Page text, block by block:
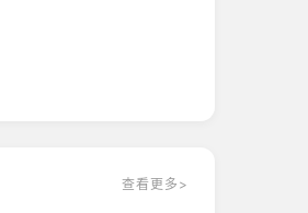
查看更多>